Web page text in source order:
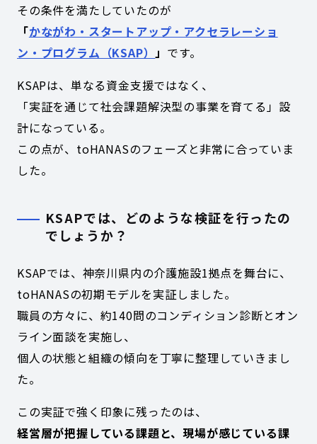
その条件を満たしていたのが
「かながわ・スタートアップ・アクセラレーショ
ン・プログラム（KSAP）」 です。
KSAPは、単なる資金支援ではなく、
「実証を通じて社会課題解決型の事業を育てる」設
計になっている。
この点が、toHANASのフェーズと非常に合っていま
した。
KSAPでは、どのような検証を行ったの
でしょうか？
KSAPでは、神奈川県内の介護施設1拠点を舞台に、
toHANASの初期モデルを実証しました。
職員の方々に、約140問のコンディション診断とオン
ライン面談を実施し、
個人の状態と組織の傾向を丁寧に整理していきまし
た。
この実証で強く印象に残ったのは、
経営層が把握している課題と、現場が感じている課